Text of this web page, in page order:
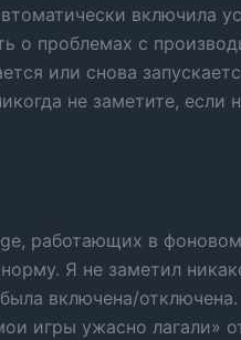
включила
о проблемах с
или снова
не заметите, если
работающих в
Я не заметил
включена/
игры ужасно лагали»